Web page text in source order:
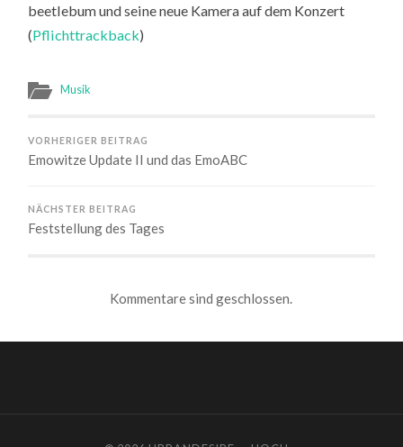
beetlebum und seine neue Kamera auf dem Konzert
(Pflichttrackback)
Musik
VORHERIGER BEITRAG
Emowitze Update II und das EmoABC
NÄCHSTER BEITRAG
Feststellung des Tages
Kommentare sind geschlossen.